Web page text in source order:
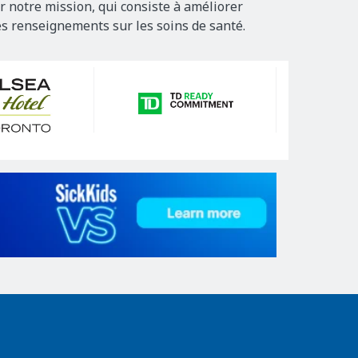
notre mission, qui consiste à améliorer
renseignements sur les soins de santé.